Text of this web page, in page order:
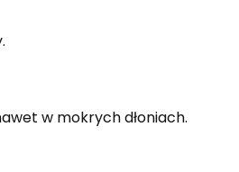
w mokrych dłoniach.